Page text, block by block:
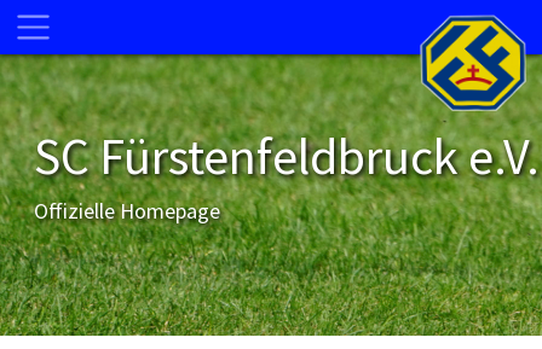
SC Fürstenfeldbruck e.V.
Offizielle Homepage